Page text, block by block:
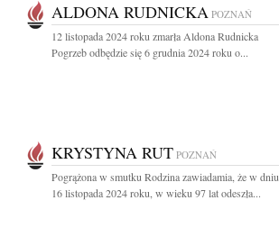
ALDONA RUDNICKA POZNAŃ
12 listopada 2024 roku zmarła Aldona Rudnicka
Pogrzeb odbędzie się 6 grudnia 2024 roku o...
KRYSTYNA RUT POZNAŃ
Pogrążona w smutku Rodzina zawiadamia, że w dniu
16 listopada 2024 roku, w wieku 97 lat odeszła...